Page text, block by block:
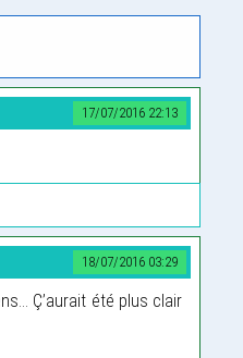
17/07/2016 22:13
18/07/2016 03:29
Ç’aurait été plus clair